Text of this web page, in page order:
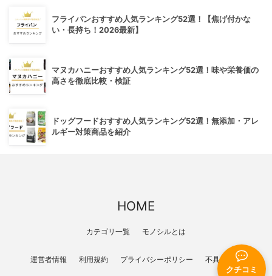
クチコミ
フライパンおすすめ人気ランキング52選！【焦げ付かな
い・長持ち！2026最新】
マヌカハニーおすすめ人気ランキング52選！味や栄養価の
高さを徹底比較・検証
ドッグフードおすすめ人気ランキング52選！無添加・アレ
ルギー対策商品を紹介
HOME
カテゴリ一覧 モノシルとは
運営者情報 利用規約 プライバシーポリシー 不具合報告